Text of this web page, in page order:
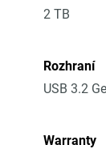
2 TB
Rozhraní
USB 3.2
Warranty